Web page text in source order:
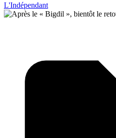
L'Indépendant